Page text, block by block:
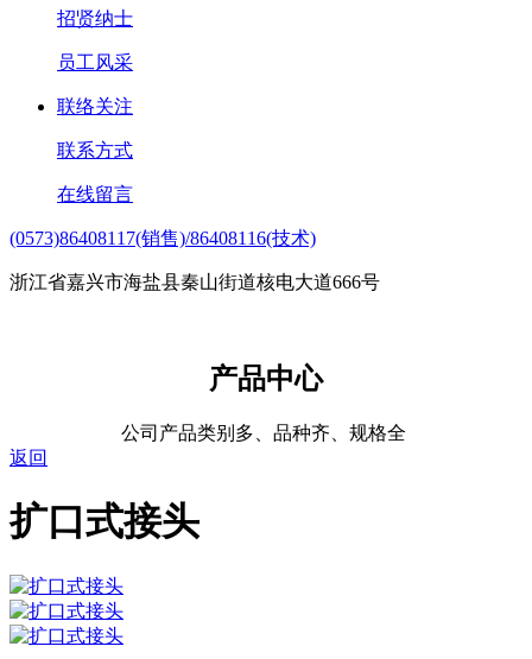
招贤纳士
员工风采
联络关注
联系方式
在线留言
(0573)86408117(销售)/86408116(技术)
浙江省嘉兴市海盐县秦山街道核电大道666号
产品中心
公司产品类别多、品种齐、规格全
返回
扩口式接头